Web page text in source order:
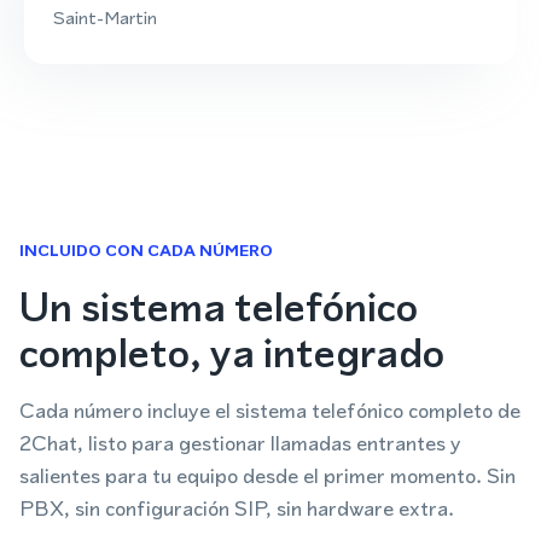
Saint-Martin
INCLUIDO CON CADA NÚMERO
Un sistema telefónico
completo, ya integrado
Cada número incluye el sistema telefónico completo de
2Chat, listo para gestionar llamadas entrantes y
salientes para tu equipo desde el primer momento. Sin
PBX, sin configuración SIP, sin hardware extra.